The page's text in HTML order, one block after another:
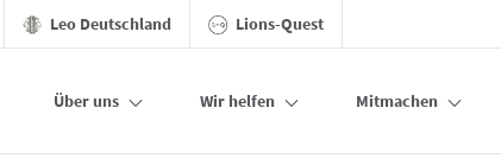
Leo Deutschland Lions-Quest
Über uns Wir helfen Mitmachen